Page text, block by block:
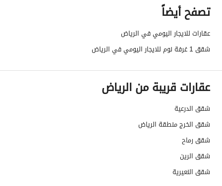
تصفح أيضاً
عقارات للايجار اليومي في الرياض
شقق 1 غرفة نوم للايجار اليومي في الرياض
عقارات قريبة من الرياض
شقق الدرعية
شقق الخرج منطقة الرياض
شقق رماح
شقق الرين
شقق النعيرية